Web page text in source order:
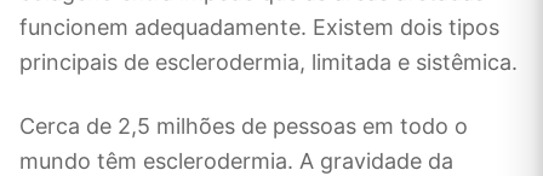
funcionem adequadamente. Existem dois tipos
principais de esclerodermia, limitada e sistêmica.
Cerca de 2,5 milhões de pessoas em todo o
mundo têm esclerodermia. A gravidade da